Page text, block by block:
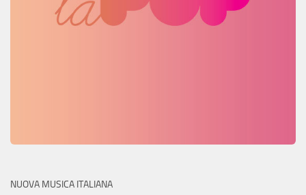
NUOVA MUSICA ITALIANA